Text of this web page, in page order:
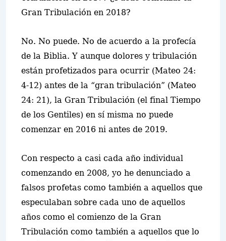
Gran Tribulación en 2018?
No. No puede. No de acuerdo a la profecía
de la Biblia. Y aunque dolores y tribulación
están profetizados para ocurrir (Mateo 24:
4-12) antes de la “gran tribulación” (Mateo
24: 21), la Gran Tribulación (el final Tiempo
de los Gentiles) en sí misma no puede
comenzar en 2016 ni antes de 2019.
Con respecto a casi cada año individual
comenzando en 2008, yo he denunciado a
falsos profetas como también a aquellos que
especulaban sobre cada uno de aquellos
años como el comienzo de la Gran
Tribulación como también a aquellos que lo